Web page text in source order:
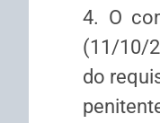
4. O
(11/10/
do